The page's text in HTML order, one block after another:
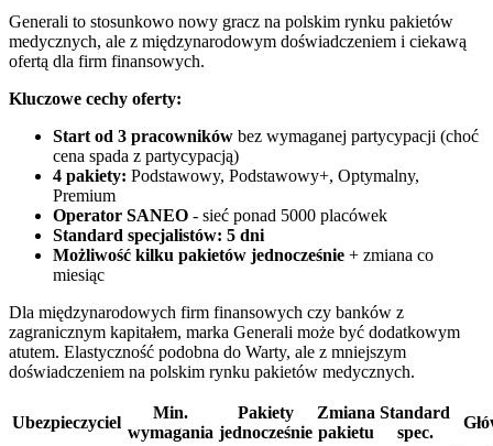
Generali to stosunkowo nowy gracz na polskim rynku pakietów
medycznych, ale z międzynarodowym doświadczeniem i ciekawą
ofertą dla firm finansowych.
Kluczowe cechy oferty:
Start od 3 pracowników bez wymaganej partycypacji (choć
cena spada z partycypacją)
4 pakiety: Podstawowy, Podstawowy+, Optymalny,
Premium
Operator SANEO - sieć ponad 5000 placówek
Standard specjalistów: 5 dni
Możliwość kilku pakietów jednocześnie + zmiana co
miesiąc
Dla międzynarodowych firm finansowych czy banków z
zagranicznym kapitałem, marka Generali może być dodatkowym
atutem. Elastyczność podobna do Warty, ale z mniejszym
doświadczeniem na polskim rynku pakietów medycznych.
Ubezpieczyciel
Min.
wymagania
Pakiety
jednocześnie
Zmiana
pakietu
Standard
spec.